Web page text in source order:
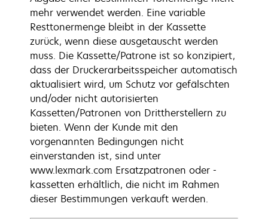
mehr verwendet werden. Eine variable
Resttonermenge bleibt in der Kassette
zurück, wenn diese ausgetauscht werden
muss. Die Kassette/Patrone ist so konzipiert,
dass der Druckerarbeitsspeicher automatisch
aktualisiert wird, um Schutz vor gefälschten
und/oder nicht autorisierten
Kassetten/Patronen von Drittherstellern zu
bieten. Wenn der Kunde mit den
vorgenannten Bedingungen nicht
einverstanden ist, sind unter
www.lexmark.com Ersatzpatronen oder -
kassetten erhältlich, die nicht im Rahmen
dieser Bestimmungen verkauft werden.